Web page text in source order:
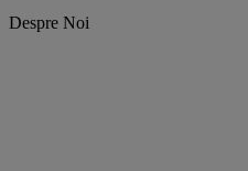
Despre Noi